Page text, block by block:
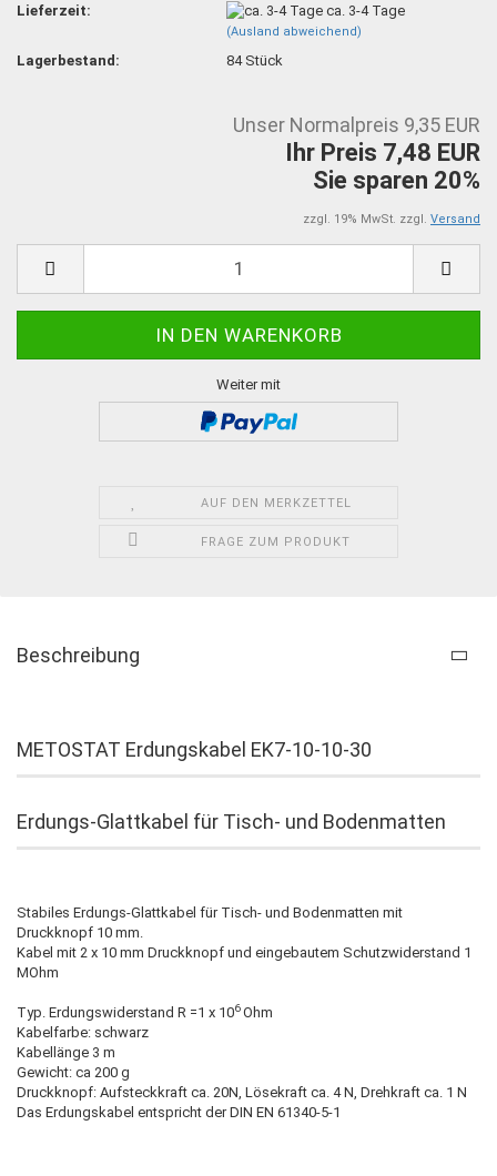
Lieferzeit:
ca. 3-4 Tage
(Ausland abweichend)
Lagerbestand: 84 Stück
Unser Normalpreis 9,35 EUR
Ihr Preis 7,48 EUR
Sie sparen 20%
zzgl. 19% MwSt. zzgl. Versand
Weiter mit
AUF DEN MERKZETTEL
FRAGE ZUM PRODUKT
Beschreibung
METOSTAT Erdungskabel EK7-10-10-30
Erdungs-Glattkabel für Tisch- und Bodenmatten
Stabiles Erdungs-Glattkabel für Tisch- und Bodenmatten mit
Druckknopf 10 mm.
Kabel mit 2 x 10 mm Druckknopf und eingebautem Schutzwiderstand 1
MOhm
Typ. Erdungswiderstand R =1 x 106Ohm
Kabelfarbe: schwarz
Kabellänge 3 m
Gewicht: ca 200 g
Druckknopf: Aufsteckkraft ca. 20N, Lösekraft ca. 4 N, Drehkraft ca. 1 N
Das Erdungskabel entspricht der DIN EN 61340-5-1